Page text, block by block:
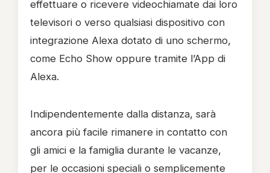
effettuare o ricevere videochiamate dai loro
televisori o verso qualsiasi dispositivo con
integrazione Alexa dotato di uno schermo,
come Echo Show oppure tramite l’App di
Alexa.
Indipendentemente dalla distanza, sarà
ancora più facile rimanere in contatto con
gli amici e la famiglia durante le vacanze,
per le occasioni speciali o semplicemente